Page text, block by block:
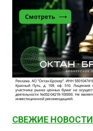
СВЕЖИЕ НОВОСТИ